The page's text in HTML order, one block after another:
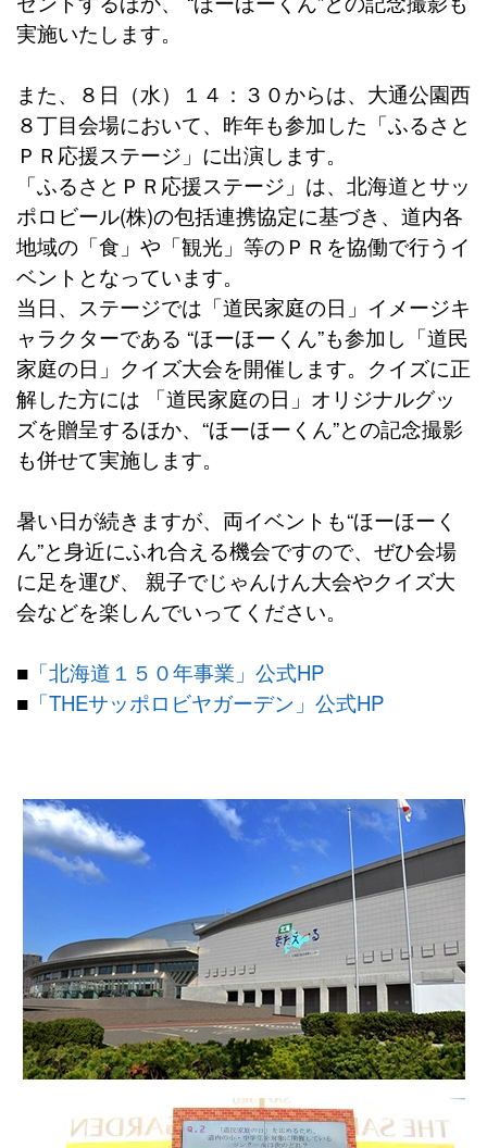
実施いたします。
また、８日（水）１４：３０からは、大通公園西
８丁目会場において、昨年も参加した「ふるさと
ＰＲ応援ステージ」に出演します。
「ふるさとＰＲ応援ステージ」は、北海道とサッ
ポロビール(株)の包括連携協定に基づき、道内各
地域の「食」や「観光」等のＰＲを協働で行うイ
ベントとなっています。
当日、ステージでは「道民家庭の日」イメージキ
ャラクターである “ほーほーくん”も参加し「道民
家庭の日」クイズ大会を開催します。クイズに正
解した方には 「道民家庭の日」オリジナルグッ
ズを贈呈するほか、“ほーほーくん”との記念撮影
も併せて実施します。
暑い日が続きますが、両イベントも“ほーほーく
ん”と身近にふれ合える機会ですので、ぜひ会場
に足を運び、 親子でじゃんけん大会やクイズ大
会などを楽しんでいってください。
■ 「北海道１５０年事業」公式HP
■ 「THEサッポロビヤガーデン」公式HP